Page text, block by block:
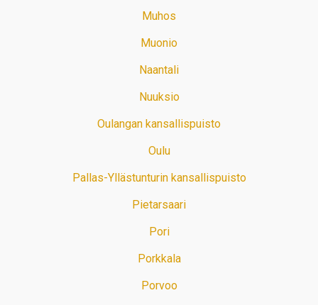
Muhos
Muonio
Naantali
Nuuksio
Oulangan kansallispuisto
Oulu
Pallas-Yllästunturin kansallispuisto
Pietarsaari
Pori
Porkkala
Porvoo